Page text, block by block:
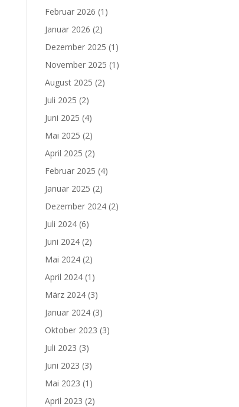
Februar 2026 (1)
Januar 2026 (2)
Dezember 2025 (1)
November 2025 (1)
August 2025 (2)
Juli 2025 (2)
Juni 2025 (4)
Mai 2025 (2)
April 2025 (2)
Februar 2025 (4)
Januar 2025 (2)
Dezember 2024 (2)
Juli 2024 (6)
Juni 2024 (2)
Mai 2024 (2)
April 2024 (1)
März 2024 (3)
Januar 2024 (3)
Oktober 2023 (3)
Juli 2023 (3)
Juni 2023 (3)
Mai 2023 (1)
April 2023 (2)